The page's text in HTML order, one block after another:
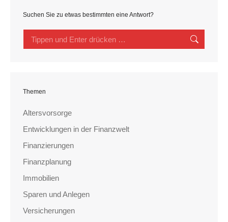
Suchen Sie zu etwas bestimmten eine Antwort?
Search:
Themen
Altersvorsorge
Entwicklungen in der Finanzwelt
Finanzierungen
Finanzplanung
Immobilien
Sparen und Anlegen
Versicherungen